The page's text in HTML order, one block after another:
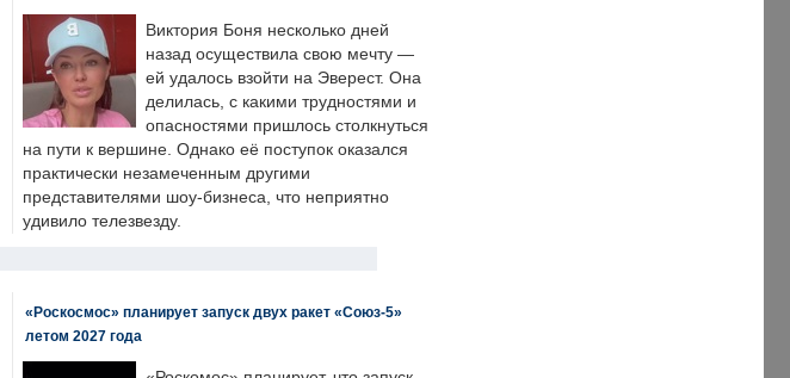
Виктория Боня несколько дней
назад осуществила свою мечту —
ей удалось взойти на Эверест. Она
делилась, с какими трудностями и
опасностями пришлось столкнуться
на пути к вершине. Однако её поступок оказался
практически незамеченным другими
представителями шоу-бизнеса, что неприятно
удивило телезвезду.
«Роскосмос» планирует запуск двух ракет «Союз-5»
летом 2027 года